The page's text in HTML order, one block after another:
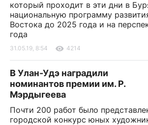
который проходит в эти дни в
национальную программу
Востока до 2025 года и на
года
31.05.19, 8:54 4214
В Улан-Удэ наградили
номинантов премии им. Р.
Мэрдыгеева
Почти 200 работ было
городской конкурс юных